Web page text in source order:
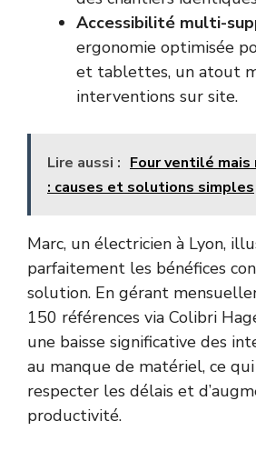
Accessibilité multi-
ergonomie optimisée
et tablettes, un atout
interventions sur site.
Lire aussi : Four ventilé
: causes et solutions simples
Marc, un électricien à Lyon,
parfaitement les bénéfices
solution. En gérant
150 références via Colibri
une baisse significative des
au manque de matériel, ce
respecter les délais et
productivité.